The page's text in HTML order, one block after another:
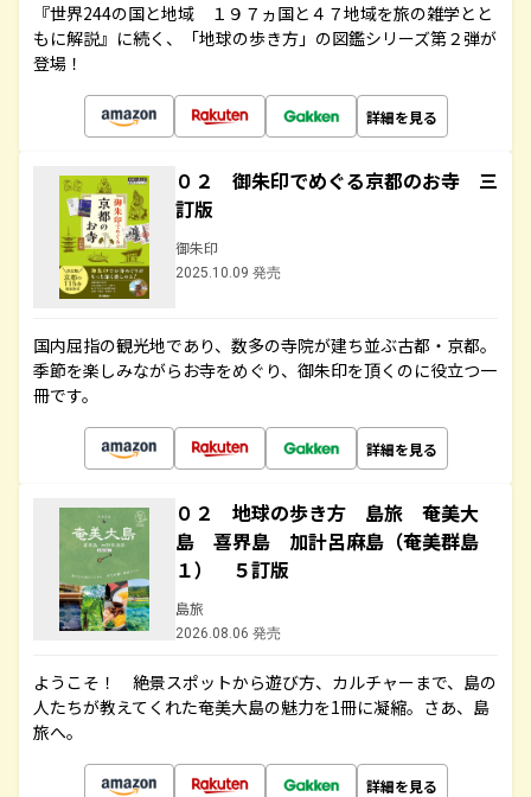
『世界244の国と地域 １９７ヵ国と４７地域を旅の雑学とと
もに解説』に続く、「地球の歩き方」の図鑑シリーズ第２弾が
登場！
詳細を見る
０２ 御朱印でめぐる京都のお寺 三
訂版
御朱印
2025.10.09 発売
国内屈指の観光地であり、数多の寺院が建ち並ぶ古都・京都。
季節を楽しみながらお寺をめぐり、御朱印を頂くのに役立つ一
冊です。
詳細を見る
０２ 地球の歩き方 島旅 奄美大
島 喜界島 加計呂麻島（奄美群島
１） ５訂版
島旅
2026.08.06 発売
ようこそ！ 絶景スポットから遊び方、カルチャーまで、島の
人たちが教えてくれた奄美大島の魅力を1冊に凝縮。さあ、島
旅へ。
詳細を見る